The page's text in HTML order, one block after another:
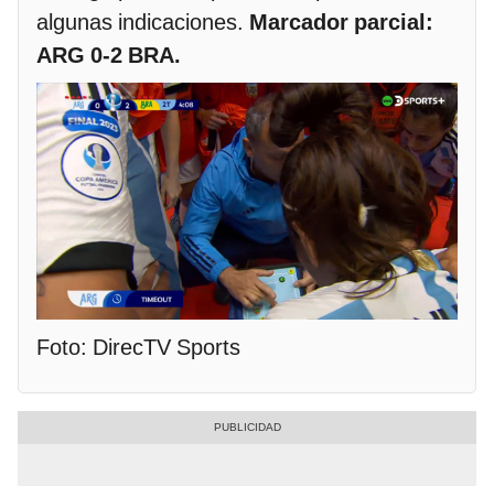
algunas indicaciones. Marcador parcial:
ARG 0-2 BRA.
Foto: DirecTV Sports